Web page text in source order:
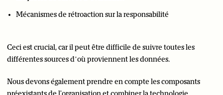
Mécanismes de rétroaction sur la responsabilité
Ceci est crucial, car il peut être difficile de suivre toutes les
différentes sources d’où proviennent les données.
Nous devons également prendre en compte les composants